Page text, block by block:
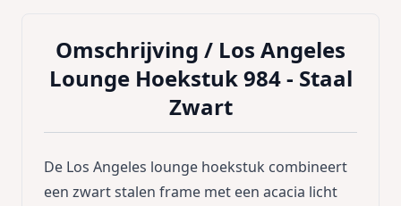
Omschrijving / Los Angeles
Lounge Hoekstuk 984 - Staal
Zwart
De Los Angeles lounge hoekstuk combineert
een zwart stalen frame met een acacia licht